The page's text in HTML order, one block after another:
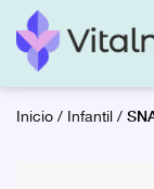
Inicio/ Infantil/